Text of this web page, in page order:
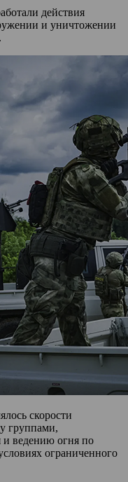
действия
и уничтожении
скорости
группами,
и ведению огня по
ограниченного